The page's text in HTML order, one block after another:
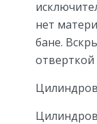
нет
бане.
отверткой